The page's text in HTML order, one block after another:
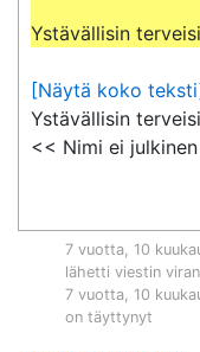
Ystävällisin
[Näytä koko
Ystävällisin
<< Nimi ei
7 vuotta, 10
lähetti viestin
7 vuotta, 10
on täyttynyt